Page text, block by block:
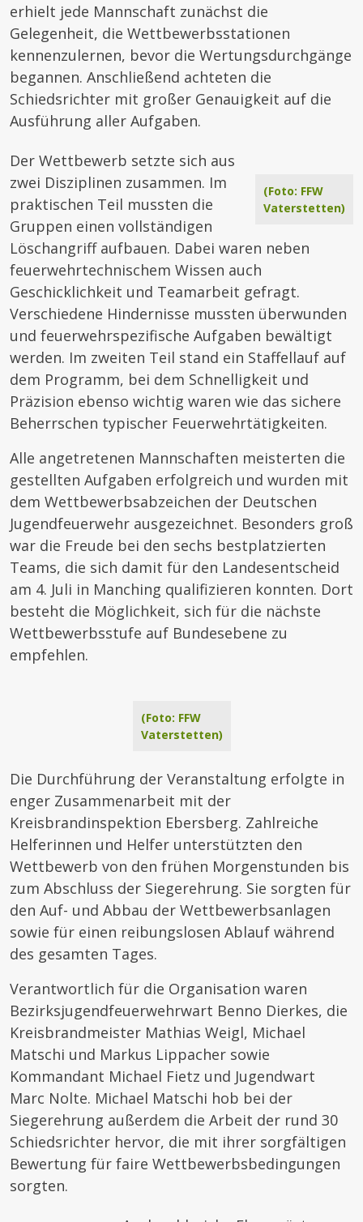
erhielt jede Mannschaft zunächst die
Gelegenheit, die Wettbewerbsstationen
kennenzulernen, bevor die Wertungsdurchgänge
begannen. Anschließend achteten die
Schiedsrichter mit großer Genauigkeit auf die
Ausführung aller Aufgaben.
(Foto: FFW
Vaterstetten)
Der Wettbewerb setzte sich aus
zwei Disziplinen zusammen. Im
praktischen Teil mussten die
Gruppen einen vollständigen
Löschangriff aufbauen. Dabei waren neben
feuerwehrtechnischem Wissen auch
Geschicklichkeit und Teamarbeit gefragt.
Verschiedene Hindernisse mussten überwunden
und feuerwehrspezifische Aufgaben bewältigt
werden. Im zweiten Teil stand ein Staffellauf auf
dem Programm, bei dem Schnelligkeit und
Präzision ebenso wichtig waren wie das sichere
Beherrschen typischer Feuerwehrtätigkeiten.
Alle angetretenen Mannschaften meisterten die
gestellten Aufgaben erfolgreich und wurden mit
dem Wettbewerbsabzeichen der Deutschen
Jugendfeuerwehr ausgezeichnet. Besonders groß
war die Freude bei den sechs bestplatzierten
Teams, die sich damit für den Landesentscheid
am 4. Juli in Manching qualifizieren konnten. Dort
besteht die Möglichkeit, sich für die nächste
Wettbewerbsstufe auf Bundesebene zu
empfehlen.
(Foto: FFW
Vaterstetten)
Die Durchführung der Veranstaltung erfolgte in
enger Zusammenarbeit mit der
Kreisbrandinspektion Ebersberg. Zahlreiche
Helferinnen und Helfer unterstützten den
Wettbewerb von den frühen Morgenstunden bis
zum Abschluss der Siegerehrung. Sie sorgten für
den Auf- und Abbau der Wettbewerbsanlagen
sowie für einen reibungslosen Ablauf während
des gesamten Tages.
Verantwortlich für die Organisation waren
Bezirksjugendfeuerwehrwart Benno Dierkes, die
Kreisbrandmeister Mathias Weigl, Michael
Matschi und Markus Lippacher sowie
Kommandant Michael Fietz und Jugendwart
Marc Nolte. Michael Matschi hob bei der
Siegerehrung außerdem die Arbeit der rund 30
Schiedsrichter hervor, die mit ihrer sorgfältigen
Bewertung für faire Wettbewerbsbedingungen
sorgten.